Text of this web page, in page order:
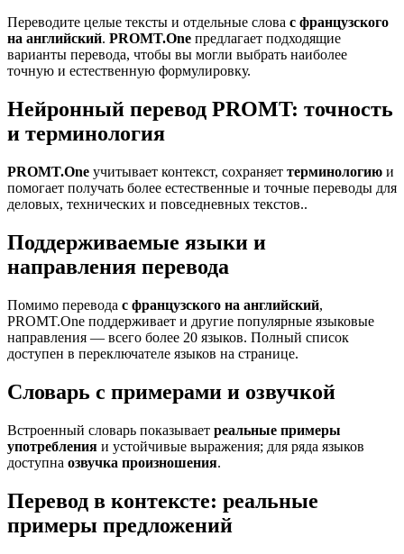
Переводите целые тексты и отдельные слова с французского
на английский. PROMT.One предлагает подходящие
варианты перевода, чтобы вы могли выбрать наиболее
точную и естественную формулировку.
Нейронный перевод PROMT: точность
и терминология
PROMT.One учитывает контекст, сохраняет терминологию и
помогает получать более естественные и точные переводы для
деловых, технических и повседневных текстов..
Поддерживаемые языки и
направления перевода
Помимо перевода с французского на английский,
PROMT.One поддерживает и другие популярные языковые
направления — всего более 20 языков. Полный список
доступен в переключателе языков на странице.
Словарь с примерами и озвучкой
Встроенный словарь показывает реальные примеры
употребления и устойчивые выражения; для ряда языков
доступна озвучка произношения.
Перевод в контексте: реальные
примеры предложений